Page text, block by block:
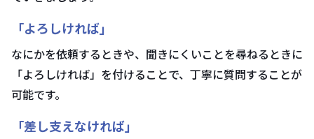
「よろしければ」
なにかを依頼するときや、聞きにくいことを尋ねるときに
「よろしければ」を付けることで、丁寧に質問することが
可能です。
「差し支えなければ」